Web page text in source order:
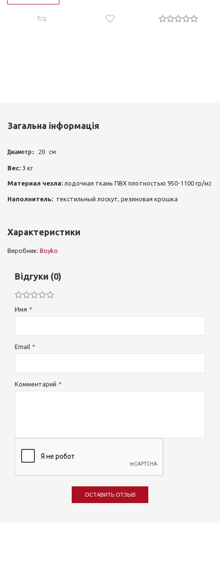
Загальна інформація
Диаметр: 20 см
Вес: 3 кг
Материал чехла: лодочная ткань ПВХ плотностью 950-1100 гр/м2
Наполнитель: текстильный лоскут, резиновая крошка
Характеристики
Виробник: Boyko
Відгуки (0)
Имя
Email
Комментарий
ОСТАВИТЬ ОТЗЫВ